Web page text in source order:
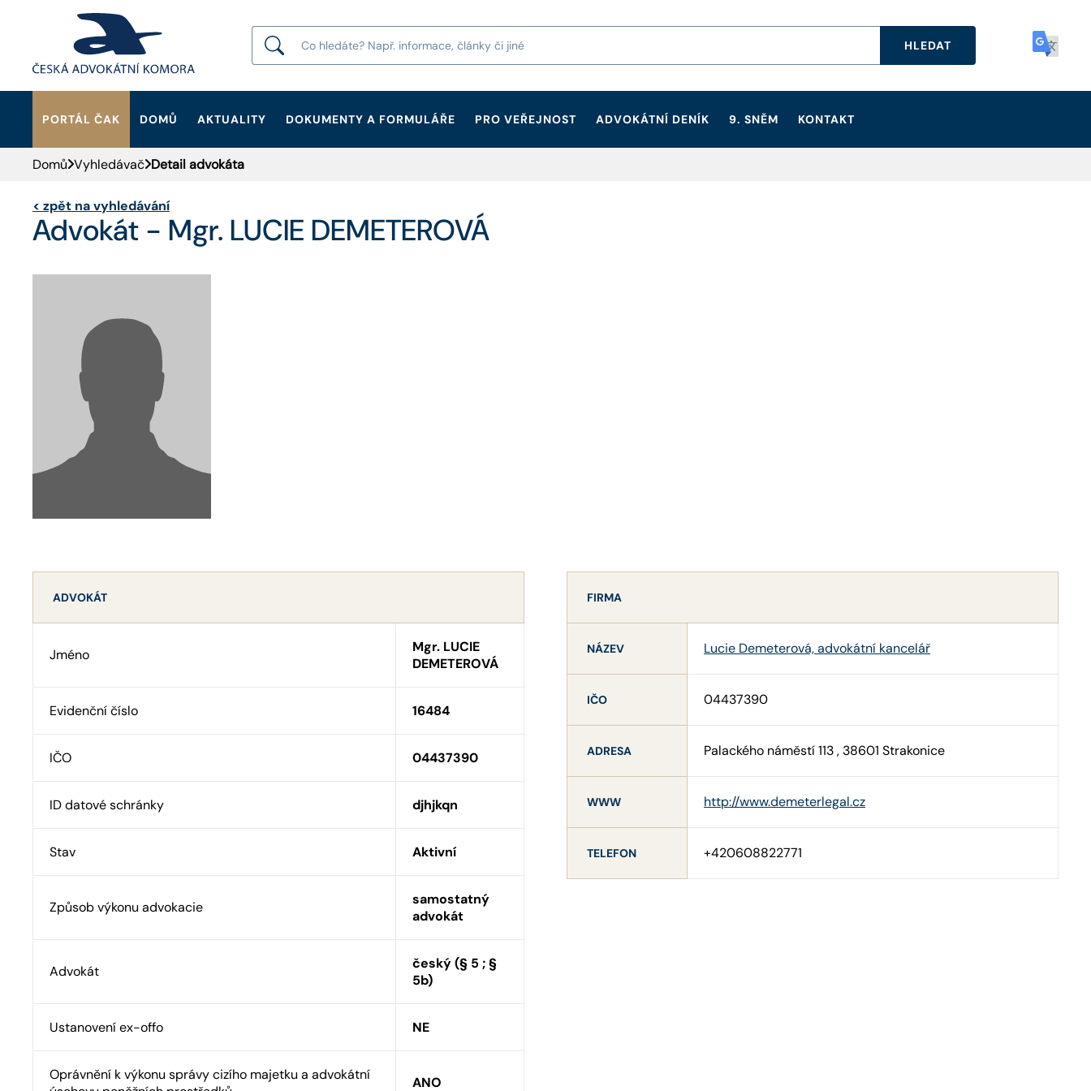
HLEDAT
PORTÁL ČAK DOMŮ AKTUALITY DOKUMENTY A FORMULÁŘE PRO VEŘEJNOST ADVOKÁTNÍ DENÍK 9. SNĚM
KONTAKT
HLEDAT
Domů Vyhledávač Detail advokáta
< zpět na vyhledávání
Advokát - Mgr. LUCIE DEMETEROVÁ
ADVOKÁT
Jméno
Mgr. LUCIE
DEMETEROVÁ
Evidenční číslo 16484
IČO 04437390
ID datové schránky djhjkqn
Stav Aktivní
Způsob výkonu advokacie
samostatný
advokát
Advokát
český (§ 5 ; §
5b)
Ustanovení ex-offo NE
Oprávnění k výkonu správy cizího majetku a advokátní
ANO
FIRMA
NÁZEV Lucie Demeterová, advokátní kancelář
IČO 04437390
ADRESA Palackého náměstí 113 , 38601 Strakonice
WWW http://www.demeterlegal.cz
TELEFON +420608822771